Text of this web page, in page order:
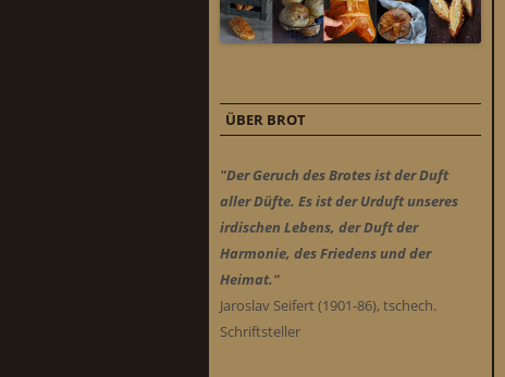
ÜBER BROT
"Der Geruch des Brotes ist der Duft
aller Düfte. Es ist der Urduft unseres
irdischen Lebens, der Duft der
Harmonie, des Friedens und der
Heimat."
Jaroslav Seifert (1901-86), tschech.
Schriftsteller